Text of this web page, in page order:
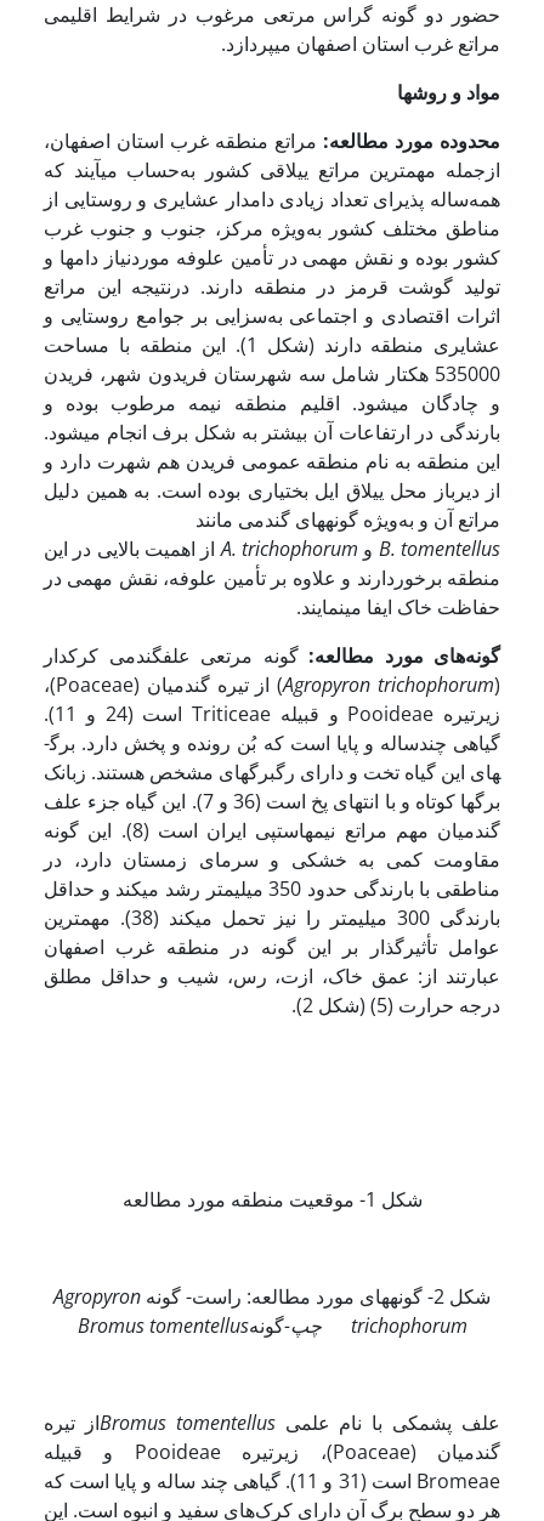
حضور دو گونه گراس مرتعی مرغوب در شرایط اقلیمی
مراتع غرب استان اصفهان می­پردازد.
مواد و روشها
محدوده مورد مطالعه: مراتع منطقه غرب استان اصفهان،
ازجمله مهمترین مراتع ییلاقی کشور به‌حساب می­آیند که
همه‌ساله پذیرای تعداد زیادی دامدار عشایری و روستایی از
مناطق مختلف کشور به‌ویژه مرکز، جنوب و جنوب غرب
کشور بوده و نقش مهمی در تأمین علوفه موردنیاز دام­ها و
تولید گوشت قرمز در منطقه دارند. درنتیجه این مراتع
اثرات اقتصادی و اجتماعی به‌سزایی بر جوامع روستایی و
عشایری منطقه دارند (شکل 1). این منطقه با مساحت
535000 هکتار شامل سه شهرستان فریدون شهر، فریدن
و چادگان می­شود. اقلیم منطقه نیمه مرطوب بوده و
بارندگی در ارتفاعات آن بیشتر به شکل برف انجام می­شود.
این منطقه به نام منطقه عمومی فریدن هم شهرت دارد و
از دیرباز محل ییلاق ایل بختیاری بوده است. به همین دلیل
مراتع آن و به‌ویژه گونه­های گندمی مانند
B. tomentellus و A. trichophorumاز اهمیت بالایی در این
منطقه برخوردارند و علاوه بر تأمین علوفه، نقش مهمی در
حفاظت خاک ایفا می­نمایند.
گونه‌های مورد مطالعه:گونه مرتعی علف­گندمی کرک­دار
(
Agropyron trichophorum
) از تیره گندمیان (Poaceae)،
زیرتیره Pooideae و قبیله Triticeae است (24 و 11).
گیاهی چندساله و پایا است که بُن رونده و پخش دارد. برگ­
های این گیاه تخت و دارای رگبرگ­های مشخص هستند. زبانک
برگ­ها کوتاه و با انتهای پخ است (36 و 7). این گیاه جزء علف
گندمیان مهم مراتع نیمه­استپی ایران است (8). این گونه
مقاومت کمی به خشکی و سرمای زمستان دارد، در
مناطقی با بارندگی حدود 350 میلیمتر رشد می­کند و حداقل
بارندگی 300 میلیمتر را نیز تحمل می­کند (38). مهمترین
عوامل تأثیرگذار بر این گونه در منطقه غرب اصفهان
عبارتند از: عمق خاک، ازت، رس، شیب و حداقل مطلق
درجه حرارت (5) (شکل 2).
شکل 1- موقعیت منطقه مورد مطالعه
شکل 2- گونه­های مورد مطالعه: راست- گونه
Agropyron
trichophorum چپ-گونهBromus tomentellus
علف پشمکی با نام علمیBromus tomentellusاز تیره
گندمیان (Poaceae)، زیرتیره Pooideae و قبیله
Bromeae است (31 و 11). گیاهی چند ساله و پایا است که
هر دو سطح برگ آن دارای کرک‌های سفید و انبوه است. این